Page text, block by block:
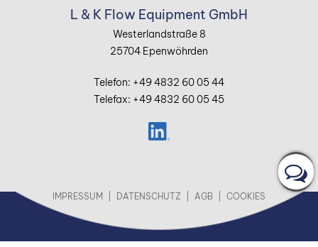
L & K Flow Equipment GmbH
Westerlandstraße 8
25704 Epenwöhrden
Telefon: +49 4832 60 05 44
Telefax: +49 4832 60 05 45
IMPRESSUM DATENSCHUTZ AGB COOKIES